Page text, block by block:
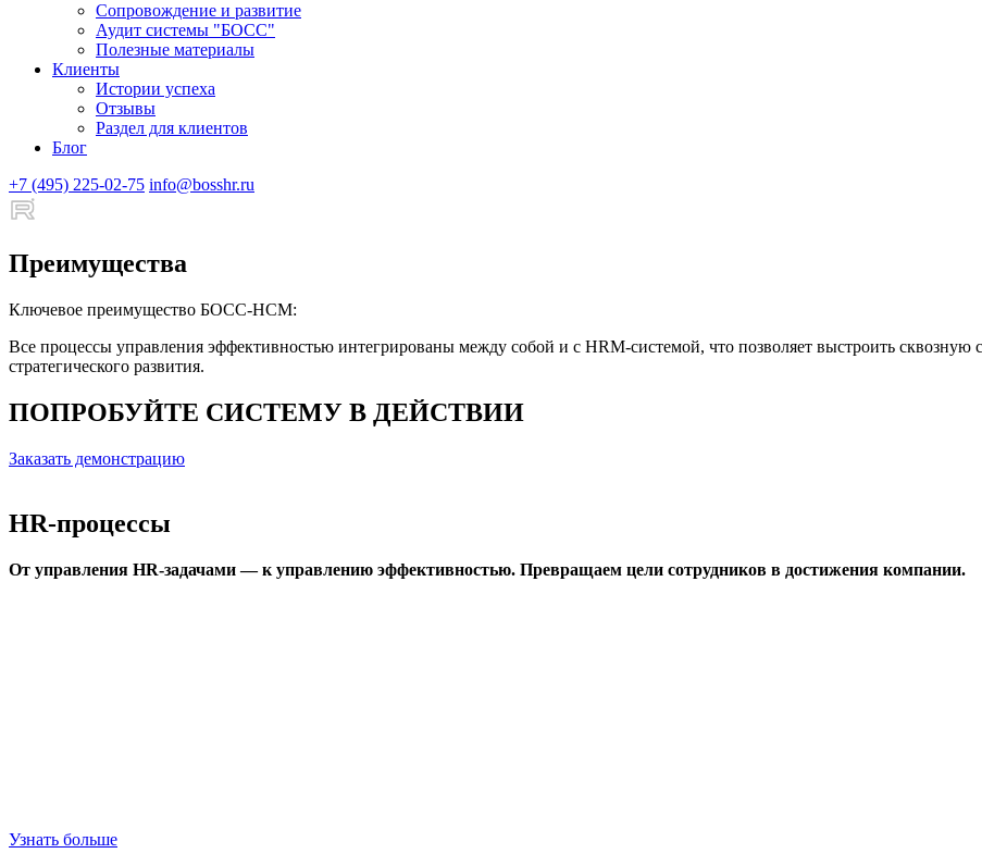
Сопровождение и развитие
Аудит системы "БОСС"
Полезные материалы
Клиенты
Истории успеха
Отзывы
Раздел для клиентов
Блог
+7 (495) 225-02-75 info@bosshr.ru
Преимущества
Ключевое преимущество БОСС-HCM:
Все процессы управления эффективностью интегрированы между собой и с HRM-системой, что позволяет выстроить сквозную
стратегического развития.
ПОПРОБУЙТЕ СИСТЕМУ В ДЕЙСТВИИ
Заказать демонстрацию
HR-процессы
От управления HR-задачами — к управлению эффективностью. Превращаем цели сотрудников в достижения компании.
Узнать больше